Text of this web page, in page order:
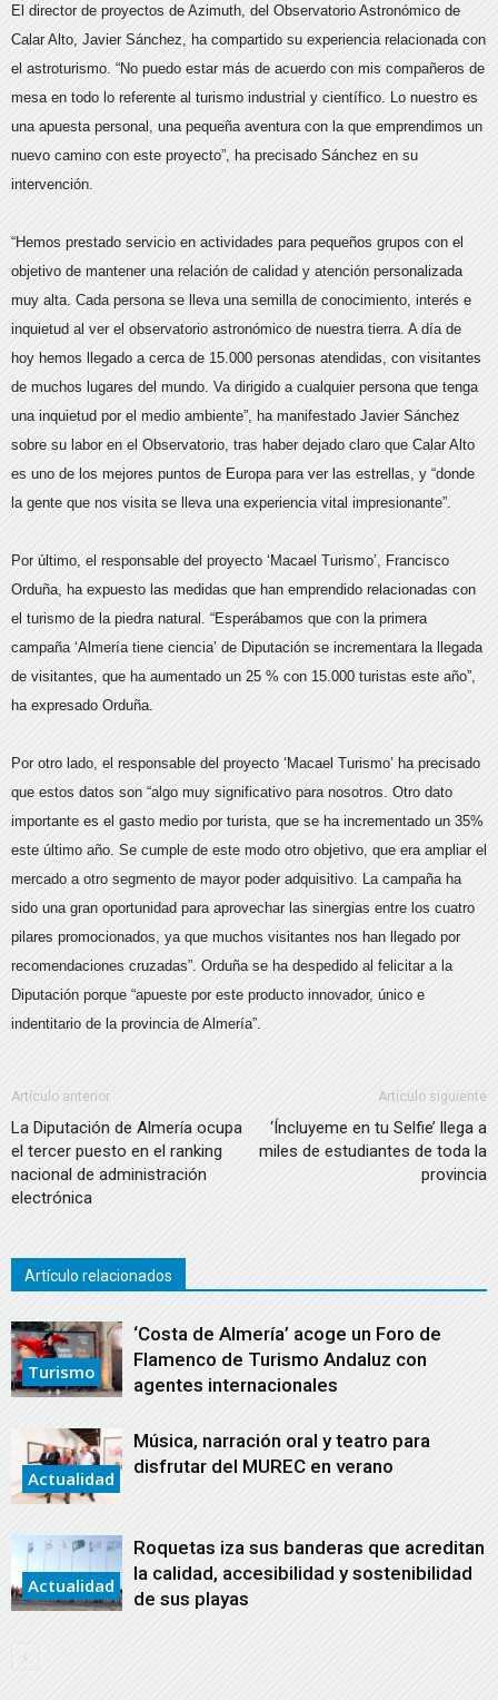
El director de proyectos de Azimuth, del Observatorio Astronómico de
Calar Alto, Javier Sánchez, ha compartido su experiencia relacionada con
el astroturismo. “No puedo estar más de acuerdo con mis compañeros de
mesa en todo lo referente al turismo industrial y científico. Lo nuestro es
una apuesta personal, una pequeña aventura con la que emprendimos un
nuevo camino con este proyecto”, ha precisado Sánchez en su
intervención.
“Hemos prestado servicio en actividades para pequeños grupos con el
objetivo de mantener una relación de calidad y atención personalizada
muy alta. Cada persona se lleva una semilla de conocimiento, interés e
inquietud al ver el observatorio astronómico de nuestra tierra. A día de
hoy hemos llegado a cerca de 15.000 personas atendidas, con visitantes
de muchos lugares del mundo. Va dirigido a cualquier persona que tenga
una inquietud por el medio ambiente”, ha manifestado Javier Sánchez
sobre su labor en el Observatorio, tras haber dejado claro que Calar Alto
es uno de los mejores puntos de Europa para ver las estrellas, y “donde
la gente que nos visita se lleva una experiencia vital impresionante”.
Por último, el responsable del proyecto ‘Macael Turismo’, Francisco
Orduña, ha expuesto las medidas que han emprendido relacionadas con
el turismo de la piedra natural. “Esperábamos que con la primera
campaña ‘Almería tiene ciencia’ de Diputación se incrementara la llegada
de visitantes, que ha aumentado un 25 % con 15.000 turistas este año”,
ha expresado Orduña.
Por otro lado, el responsable del proyecto ‘Macael Turismo’ ha precisado
que estos datos son “algo muy significativo para nosotros. Otro dato
importante es el gasto medio por turista, que se ha incrementado un 35%
este último año. Se cumple de este modo otro objetivo, que era ampliar el
mercado a otro segmento de mayor poder adquisitivo. La campaña ha
sido una gran oportunidad para aprovechar las sinergias entre los cuatro
pilares promocionados, ya que muchos visitantes nos han llegado por
recomendaciones cruzadas”. Orduña se ha despedido al felicitar a la
Diputación porque “apueste por este producto innovador, único e
indentitario de la provincia de Almería”.
Artículo anterior
La Diputación de Almería ocupa
el tercer puesto en el ranking
nacional de administración
electrónica
Artículo siguiente
‘Íncluyeme en tu Selfie’ llega a
miles de estudiantes de toda la
provincia
Artículo relacionados
Turismo
‘Costa de Almería’ acoge un Foro de
Flamenco de Turismo Andaluz con
agentes internacionales
Actualidad
Música, narración oral y teatro para
disfrutar del MUREC en verano
Actualidad
Roquetas iza sus banderas que acreditan
la calidad, accesibilidad y sostenibilidad
de sus playas